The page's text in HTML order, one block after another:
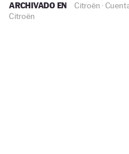
ARCHIVADO EN Citroën ·
Citroën